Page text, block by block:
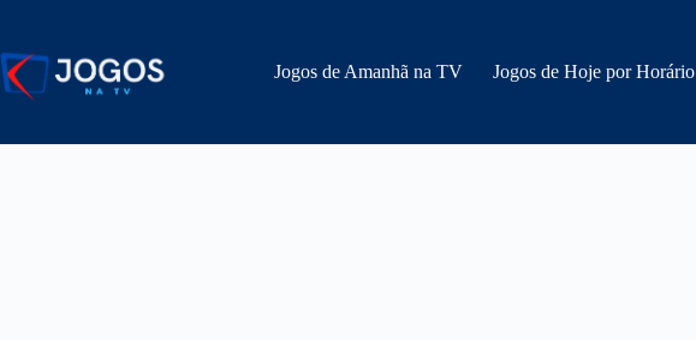
o
conteúdo
Jogos de Amanhã na TV Jogos de Hoje por Horário